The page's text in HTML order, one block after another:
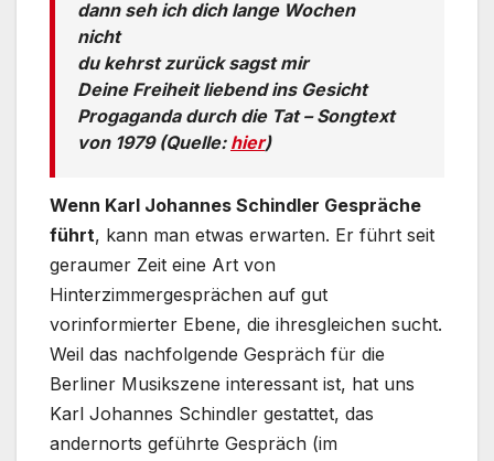
dann seh ich dich lange Wochen
nicht
du kehrst zurück sagst mir
Deine Freiheit liebend ins Gesicht
Progaganda durch die Tat – Songtext
von 1979 (Quelle: hier)
Wenn Karl Johannes Schindler Gespräche
führt, kann man etwas erwarten. Er führt seit
geraumer Zeit eine Art von
Hinterzimmergesprächen auf gut
vorinformierter Ebene, die ihresgleichen sucht.
Weil das nachfolgende Gespräch für die
Berliner Musikszene interessant ist, hat uns
Karl Johannes Schindler gestattet, das
andernorts geführte Gespräch (im